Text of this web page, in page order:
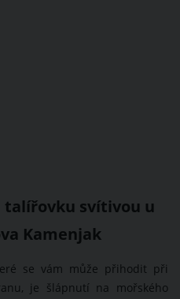
talířovku svítivou u
Kamenjak
se vám může přihodit při
je šlápnutí na mořského